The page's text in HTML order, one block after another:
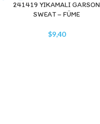
241419 YIKAMALI GARSON
SWEAT – FÜME
$9,40